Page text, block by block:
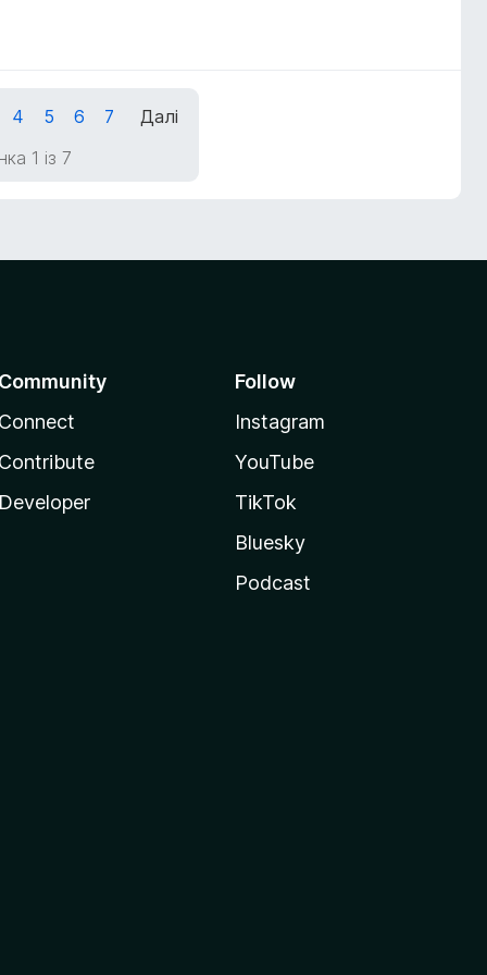
4 5 6 7
Далі
1 із 7
Follow
Instagram
YouTube
TikTok
Bluesky
Podcast